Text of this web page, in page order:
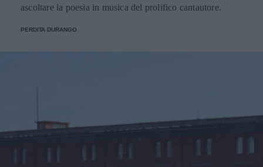
ascoltare la poesia in musica del prolifico cantautore.
PERDITA DURANGO